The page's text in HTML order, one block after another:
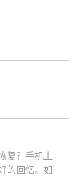
复？手机上
的回忆。如